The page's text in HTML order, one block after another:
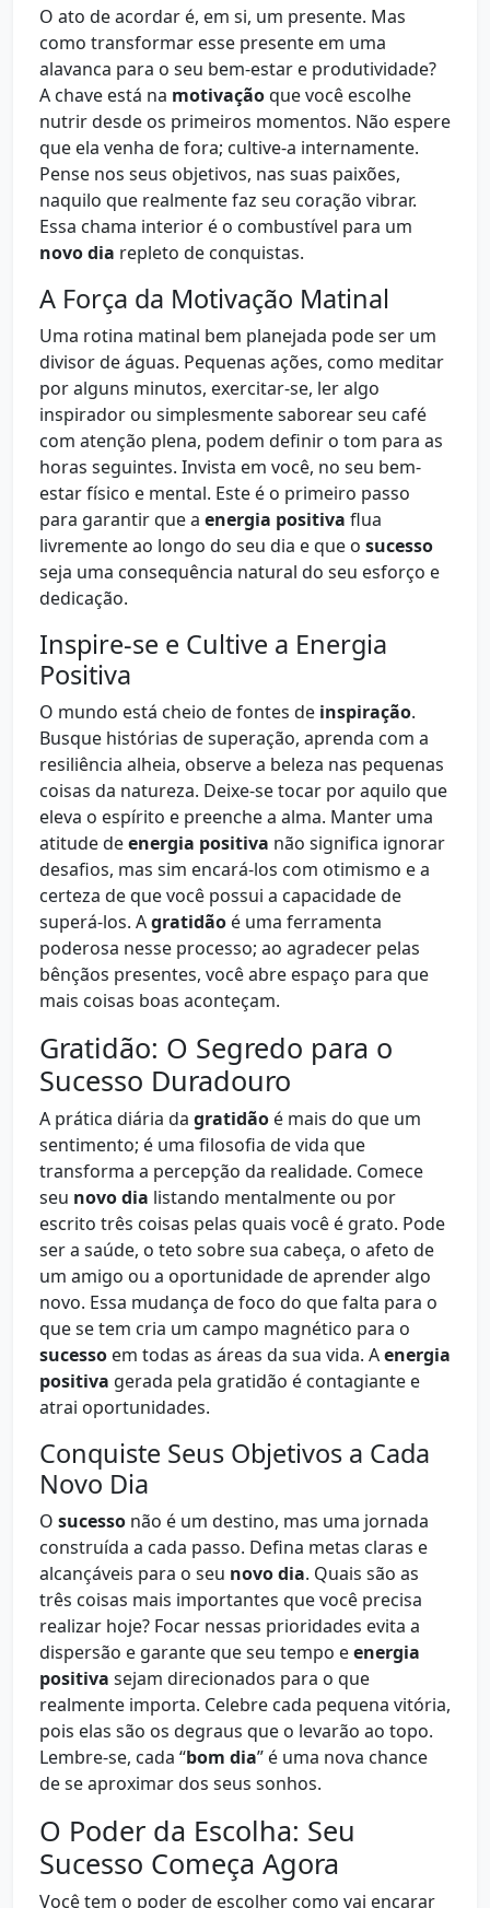
O ato de acordar é, em si, um presente. Mas
como transformar esse presente em uma
alavanca para o seu bem-estar e produtividade?
A chave está na motivaçãoque você escolhe
nutrir desde os primeiros momentos. Não espere
que ela venha de fora; cultive-a internamente.
Pense nos seus objetivos, nas suas paixões,
naquilo que realmente faz seu coração vibrar.
Essa chama interior é o combustível para um
novo dia repleto de conquistas.
A Força da Motivação Matinal
Uma rotina matinal bem planejada pode ser um
divisor de águas. Pequenas ações, como meditar
por alguns minutos, exercitar-se, ler algo
inspirador ou simplesmente saborear seu café
com atenção plena, podem definir o tom para as
horas seguintes. Invista em você, no seu bem-
estar físico e mental. Este é o primeiro passo
para garantir que a energia positiva flua
livremente ao longo do seu dia e que o sucesso
seja uma consequência natural do seu esforço e
dedicação.
Inspire-se e Cultive a Energia
Positiva
O mundo está cheio de fontes de inspiração.
Busque histórias de superação, aprenda com a
resiliência alheia, observe a beleza nas pequenas
coisas da natureza. Deixe-se tocar por aquilo que
eleva o espírito e preenche a alma. Manter uma
atitude deenergia positiva não significa ignorar
desafios, mas sim encará-los com otimismo e a
certeza de que você possui a capacidade de
superá-los. Agratidão é uma ferramenta
poderosa nesse processo; ao agradecer pelas
bênçãos presentes, você abre espaço para que
mais coisas boas aconteçam.
Gratidão: O Segredo para o
Sucesso Duradouro
A prática diária da gratidão é mais do que um
sentimento; é uma filosofia de vida que
transforma a percepção da realidade. Comece
seu novo dia listando mentalmente ou por
escrito três coisas pelas quais você é grato. Pode
ser a saúde, o teto sobre sua cabeça, o afeto de
um amigo ou a oportunidade de aprender algo
novo. Essa mudança de foco do que falta para o
que se tem cria um campo magnético para o
sucesso em todas as áreas da sua vida. Aenergia
positiva gerada pela gratidão é contagiante e
atrai oportunidades.
Conquiste Seus Objetivos a Cada
Novo Dia
O sucesso não é um destino, mas uma jornada
construída a cada passo. Defina metas claras e
alcançáveis para o seu novo dia. Quais são as
três coisas mais importantes que você precisa
realizar hoje? Focar nessas prioridades evita a
dispersão e garante que seu tempo eenergia
positiva sejam direcionados para o que
realmente importa. Celebre cada pequena vitória,
pois elas são os degraus que o levarão ao topo.
Lembre-se, cada “bom dia” é uma nova chance
de se aproximar dos seus sonhos.
O Poder da Escolha: Seu
Sucesso Começa Agora
Você tem o poder de escolher como vai encarar